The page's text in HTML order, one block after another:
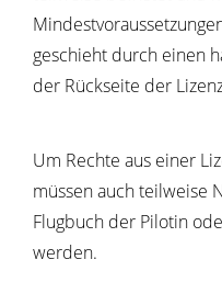
geschieht durch einen
der Rückseite der
Um Rechte aus einer
müssen auch teilweise
Flugbuch der Pilotin
werden.